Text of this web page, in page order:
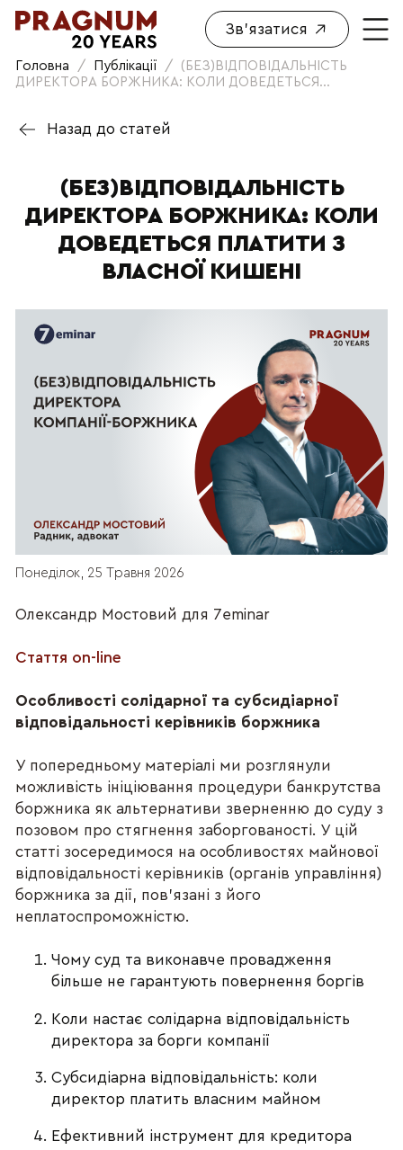
Зв'язатися
Головна / Публікації /
(БЕЗ)ВІДПОВІДАЛЬНІСТЬ
ДИРЕКТОРА БОРЖНИКА: КОЛИ ДОВЕДЕТЬСЯ...
Назад до статей
(БЕЗ)ВІДПОВІДАЛЬНІСТЬ
ДИРЕКТОРА БОРЖНИКА: КОЛИ
ДОВЕДЕТЬСЯ ПЛАТИТИ З
ВЛАСНОЇ КИШЕНІ
Понеділок, 25 Травня 2026
Олександр Мостовий для 7eminar
Стаття on-line
Особливості солідарної та субсидіарної
відповідальності керівників боржника
У попередньому матеріалі ми розглянули
можливість ініціювання процедури банкрутства
боржника як альтернативи зверненню до суду з
позовом про стягнення заборгованості. У цій
статті зосередимося на особливостях майнової
відповідальності керівників (органів управління)
боржника за дії, пов’язані з його
неплатоспроможністю.
Чому суд та виконавче провадження
більше не гарантують повернення боргів
Коли настає солідарна відповідальність
директора за борги компанії
Субсидіарна відповідальність: коли
директор платить власним майном
Ефективний інструмент для кредитора